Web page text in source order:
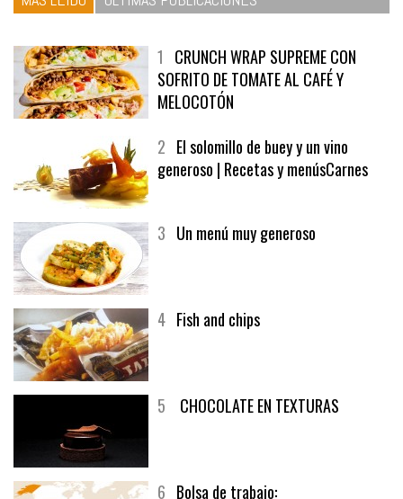
1 CRUNCH WRAP SUPREME CON
SOFRITO DE TOMATE AL CAFÉ Y
MELOCOTÓN
2 El solomillo de buey y un vino
generoso | Recetas y menúsCarnes
3 Un menú muy generoso
4 Fish and chips
5 CHOCOLATE EN TEXTURAS
6 Bolsa de trabajo: